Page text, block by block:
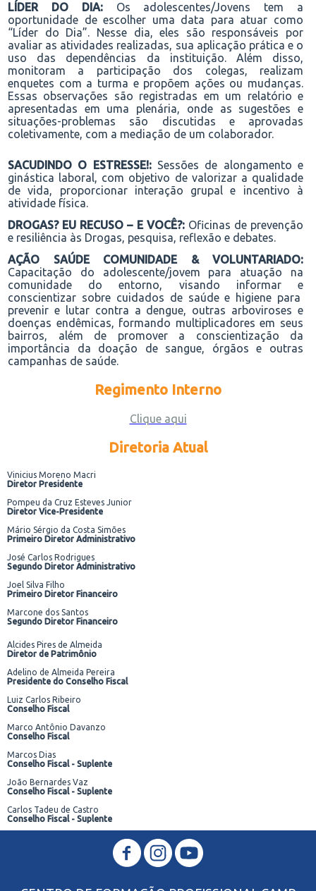
LÍDER DO DIA: Os adolescentes/Jovens tem a
oportunidade de escolher uma data para atuar como
“Líder do Dia”. Nesse dia, eles são responsáveis por
avaliar as atividades realizadas, sua aplicação prática e o
uso das dependências da instituição. Além disso,
monitoram a participação dos colegas, realizam
enquetes com a turma e propõem ações ou mudanças.
Essas observações são registradas em um relatório e
apresentadas em uma plenária, onde as sugestões e
situações-problemas são discutidas e aprovadas
coletivamente, com a mediação de um colaborador.
SACUDINDO O ESTRESSE!: Sessões de alongamento e
ginástica laboral, com objetivo de valorizar a qualidade
de vida, proporcionar interação grupal e incentivo à
atividade física.
DROGAS? EU RECUSO – E VOCÊ?: Oficinas de prevenção
e resiliência às Drogas, pesquisa, reflexão e debates.
AÇÃO SAÚDE COMUNIDADE & VOLUNTARIADO:
Capacitação do adolescente/jovem para atuação na
comunidade do entorno, visando informar e
conscientizar sobre cuidados de saúde e higiene para
prevenir e lutarcontra a dengue, outras arboviroses e
doenças endêmicas, formando multiplicadores em seus
bairros, além de promover a conscientização da
importância da doação de sangue, órgãos e outras
campanhas de saúde.
Regimento Interno
Clique aqui
Diretoria Atual
Vinicius Moreno Macri
Diretor Presidente
Pompeu da Cruz Esteves Junior
Diretor Vice-Presidente
Mário Sérgio da Costa Simões
Primeiro Diretor Administrativo
José Carlos Rodrigues
Segundo Diretor Administrativo
Joel Silva Filho
Primeiro Diretor Financeiro
Marcone dos Santos
Segundo Diretor Financeiro
Alcides Pires de Almeida
Diretor de Patrimônio
Adelino de Almeida Pereira
Presidente do Conselho Fiscal
Luiz Carlos Ribeiro
Conselho Fiscal
Marco Antônio Davanzo
Conselho Fiscal
Marcos Dias
Conselho Fiscal - Suplente
João Bernardes Vaz
Conselho Fiscal - Suplente
Carlos Tadeu de Castro
Conselho Fiscal - Suplente